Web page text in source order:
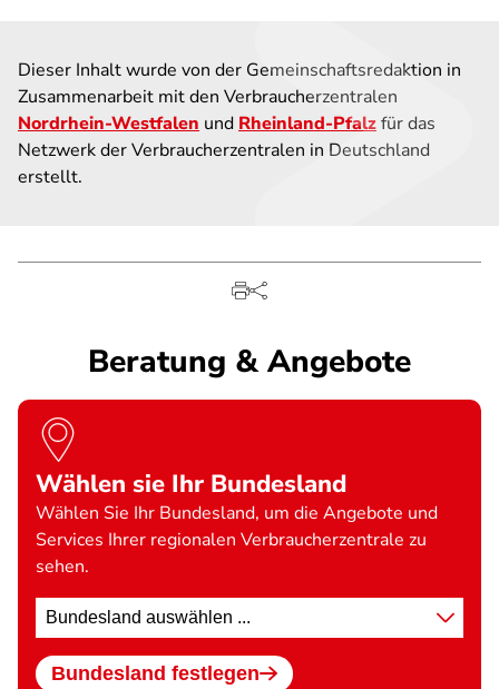
Dieser Inhalt wurde von der Gemeinschaftsredaktion in
Zusammenarbeit mit den Verbraucherzentralen
Nordrhein-Westfalen und Rheinland-Pfalzfür das
Netzwerk der Verbraucherzentralen in Deutschland
erstellt.
Beratung & Angebote
Wählen sie Ihr Bundesland
Wählen Sie Ihr Bundesland, um die Angebote und
Services Ihrer regionalen Verbraucherzentrale zu
sehen.
Standort
wählen
Bundesland festlegen